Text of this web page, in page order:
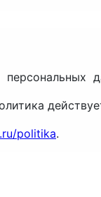
/politika.